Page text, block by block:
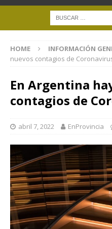
HOME INFORMACIÓN
nuevos contagios de
En Argentina
contagios de
abril 7, 2022 EnProvincia